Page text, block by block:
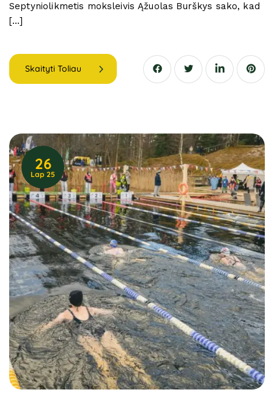
Septyniolikmetis moksleivis Ąžuolas Burškys sako, kad
[…]
Skaityti Toliau
26
Lap 25